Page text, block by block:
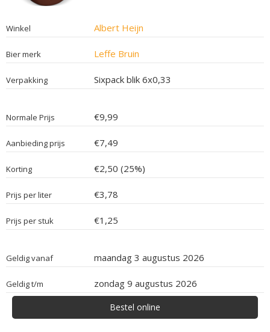
Winkel Albert Heijn
Bier merk Leffe Bruin
Verpakking Sixpack blik 6x0,33
Normale Prijs €9,99
Aanbieding prijs €7,49
Korting €2,50 (25%)
Prijs per liter €3,78
Prijs per stuk €1,25
Geldig vanaf maandag 3 augustus 2026
Geldig t/m zondag 9 augustus 2026
Bestel online